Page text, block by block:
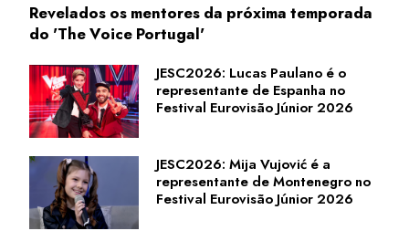
Revelados os mentores da próxima temporada
do 'The Voice Portugal'
JESC2026: Lucas Paulano é o
representante de Espanha no
Festival Eurovisão Júnior 2026
JESC2026: Mija Vujović é a
representante de Montenegro no
Festival Eurovisão Júnior 2026